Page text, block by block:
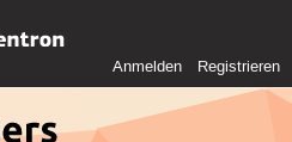
Anmelden Registrieren